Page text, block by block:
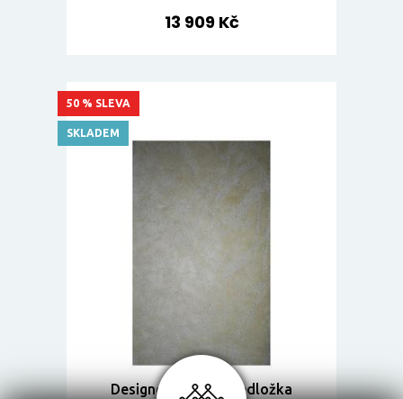
13 909 Kč
Designová lněná předložka
50 % SLEVA
SKLADEM